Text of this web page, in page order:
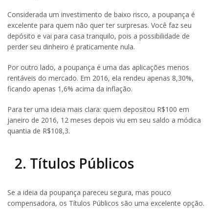
Considerada um investimento de baixo risco, a poupança é
excelente para quem não quer ter surpresas. Você faz seu
depósito e vai para casa tranquilo, pois a possibilidade de
perder seu dinheiro é praticamente nula.
Por outro lado, a poupança é uma das aplicações menos
rentáveis do mercado. Em 2016, ela rendeu apenas 8,30%,
ficando apenas 1,6% acima da inflação.
Para ter uma ideia mais clara: quem depositou R$100 em
janeiro de 2016, 12 meses depois viu em seu saldo a módica
quantia de R$108,3.
2. Títulos Públicos
Se a ideia da poupança pareceu segura, mas pouco
compensadora, os Títulos Públicos são uma excelente opção.